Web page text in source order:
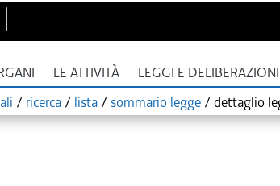
LE ATTIVITÀ LEGGI E DELIBERAZIONI
/ ricerca / lista / sommario legge / dettaglio